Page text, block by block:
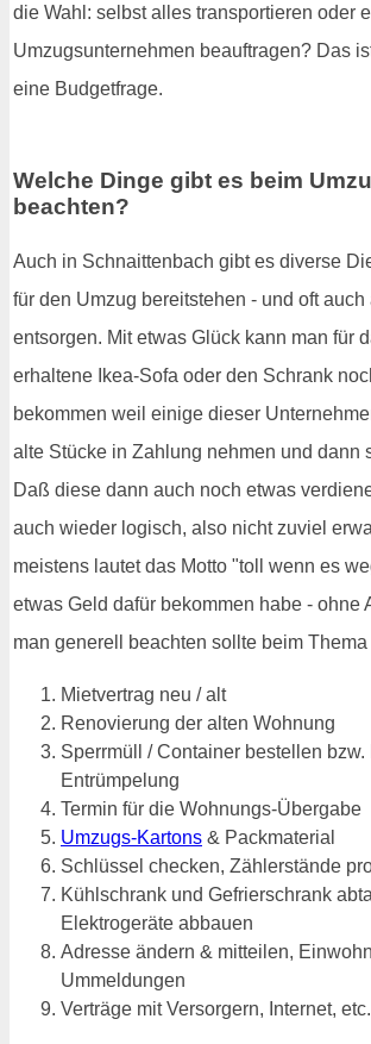
die Wahl: selbst alles transportieren oder
Umzugsunternehmen beauftragen? Das
eine Budgetfrage.
Welche Dinge gibt es beim
beachten?
Auch in Schnaittenbach gibt es diverse
für den Umzug bereitstehen - und oft auch
entsorgen. Mit etwas Glück kann man für
erhaltene Ikea-Sofa oder den Schrank
bekommen weil einige dieser
alte Stücke in Zahlung nehmen und dann
Daß diese dann auch noch etwas
auch wieder logisch, also nicht zuviel
meistens lautet das Motto "toll wenn es
etwas Geld dafür bekommen habe - ohne
man generell beachten sollte beim Thema
Mietvertrag neu / alt
Renovierung der alten Wohnung
Sperrmüll / Container bestellen bzw.
Entrümpelung
Termin für die Wohnungs-Übergabe
Umzugs-Kartons & Packmaterial
Schlüssel checken, Zählerstände
Kühlschrank und Gefrierschrank
Elektrogeräte abbauen
Adresse ändern & mitteilen,
Ummeldungen
Verträge mit Versorgern, Internet,